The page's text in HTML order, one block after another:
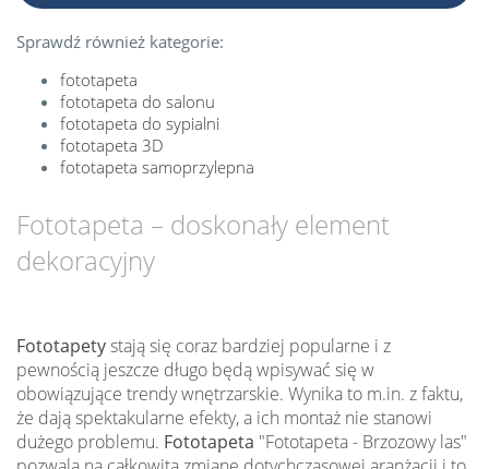
Sprawdź również kategorie:
fototapeta
fototapeta do salonu
fototapeta do sypialni
fototapeta 3D
fototapeta samoprzylepna
Fototapeta – doskonały element
dekoracyjny
Fototapetystają się coraz bardziej popularne i z
pewnością jeszcze długo będą wpisywać się w
obowiązujące trendy wnętrzarskie. Wynika to m.in. z faktu,
że dają spektakularne efekty, a ich montaż nie stanowi
dużego problemu. Fototapeta "Fototapeta - Brzozowy las"